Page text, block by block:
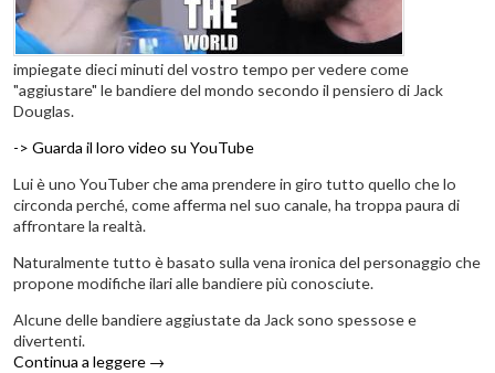
impiegate dieci minuti del vostro tempo per vedere come
"aggiustare" le bandiere del mondo secondo il pensiero di Jack
Douglas.
-> Guarda il loro video su YouTube
Lui è uno YouTuber che ama prendere in giro tutto quello che lo
circonda perché, come afferma nel suo canale, ha troppa paura di
affrontare la realtà.
Naturalmente tutto è basato sulla vena ironica del personaggio che
propone modifiche ilari alle bandiere più conosciute.
Alcune delle bandiere aggiustate da Jack sono spessose e
divertenti.
Continua a leggere →